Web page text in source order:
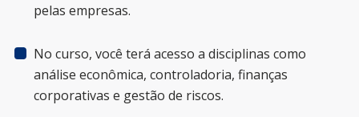
pelas empresas.
No curso, você terá acesso a disciplinas como
análise econômica, controladoria, finanças
corporativas e gestão de riscos.